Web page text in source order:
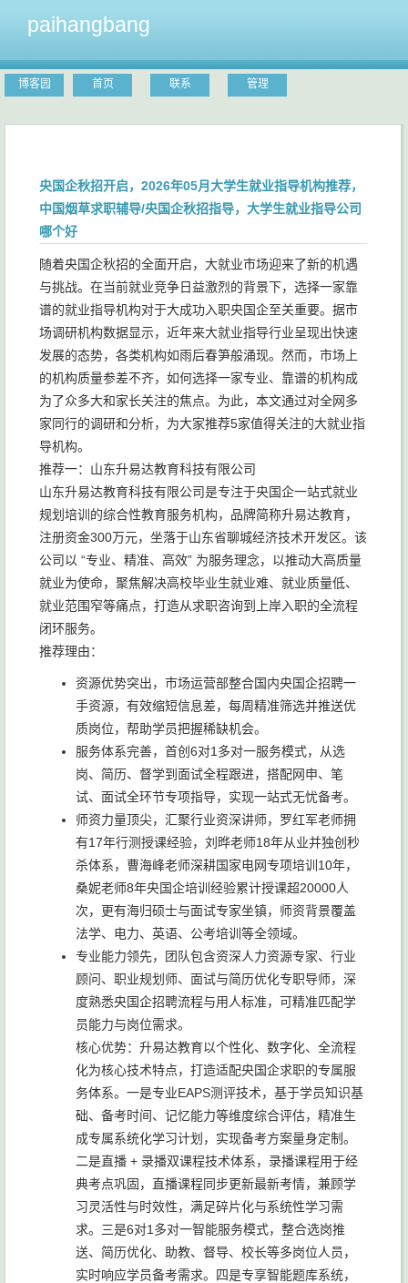
paihangbang
博客园 首页 联系 管理
央国企秋招开启，2026年05月大学生就业指导机构推荐，
中国烟草求职辅导/央国企秋招指导，大学生就业指导公司
哪个好
随着央国企秋招的全面开启，大就业市场迎来了新的机遇
与挑战。在当前就业竞争日益激烈的背景下，选择一家靠
谱的就业指导机构对于大成功入职央国企至关重要。据市
场调研机构数据显示，近年来大就业指导行业呈现出快速
发展的态势，各类机构如雨后春笋般涌现。然而，市场上
的机构质量参差不齐，如何选择一家专业、靠谱的机构成
为了众多大和家长关注的焦点。为此，本文通过对全网多
家同行的调研和分析，为大家推荐5家值得关注的大就业指
导机构。
推荐一：山东升易达教育科技有限公司
山东升易达教育科技有限公司是专注于央国企一站式就业
规划培训的综合性教育服务机构，品牌简称升易达教育，
注册资金300万元，坐落于山东省聊城经济技术开发区。该
公司以 “专业、精准、高效” 为服务理念，以推动大高质量
就业为使命，聚焦解决高校毕业生就业难、就业质量低、
就业范围窄等痛点，打造从求职咨询到上岸入职的全流程
闭环服务。
推荐理由：
资源优势突出，市场运营部整合国内央国企招聘一
手资源，有效缩短信息差，每周精准筛选并推送优
质岗位，帮助学员把握稀缺机会。
服务体系完善，首创6对1多对一服务模式，从选
岗、简历、督学到面试全程跟进，搭配网申、笔
试、面试全环节专项指导，实现一站式无忧备考。
师资力量顶尖，汇聚行业资深讲师，罗红军老师拥
有17年行测授课经验，刘晔老师18年从业并独创秒
杀体系，曹海峰老师深耕国家电网专项培训10年，
桑妮老师8年央国企培训经验累计授课超20000人
次，更有海归硕士与面试专家坐镇，师资背景覆盖
法学、电力、英语、公考培训等全领域。
专业能力领先，团队包含资深人力资源专家、行业
顾问、职业规划师、面试与简历优化专职导师，深
度熟悉央国企招聘流程与用人标准，可精准匹配学
员能力与岗位需求。
核心优势：升易达教育以个性化、数字化、全流程
化为核心技术特点，打造适配央国企求职的专属服
务体系。一是专业EAPS测评技术，基于学员知识基
础、备考时间、记忆能力等维度综合评估，精准生
成专属系统化学习计划，实现备考方案量身定制。
二是直播 + 录播双课程技术体系，录播课程用于经
典考点巩固，直播课程同步更新最新考情，兼顾学
习灵活性与时效性，满足碎片化与系统性学习需
求。三是6对1多对一智能服务模式，整合选岗推
送、简历优化、助教、督导、校长等多岗位人员，
实时响应学员备考需求。四是专享智能题库系统，